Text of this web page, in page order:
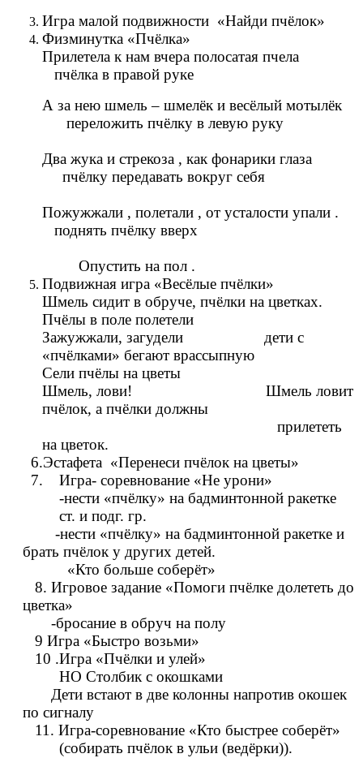
Игра малой подвижности «Найди пчёлок»
Физминутка «Пчёлка»
Прилетела к нам вчера полосатая пчела
пчёлка в правой руке
А за нею шмель – шмелёк и весёлый мотылёк
переложить пчёлку в левую руку
Два жука и стрекоза , как фонарики глаза
пчёлку передавать вокруг себя
Пожужжали , полетали , от усталости упали .
поднять пчёлку вверх
Опустить на пол .
Подвижная игра «Весёлые пчёлки»
Шмель сидит в обруче, пчёлки на цветках.
Пчёлы в поле полетели
Зажужжали, загудели дети с
«пчёлками» бегают врассыпную
Сели пчёлы на цветы
Шмель, лови! Шмель ловит
пчёлок, а пчёлки должны
прилететь
на цветок.
6.Эстафета «Перенеси пчёлок на цветы»
7. Игра- соревнование «Не урони»
-нести «пчёлку» на бадминтонной ракетке
ст. и подг. гр.
-нести «пчёлку» на бадминтонной ракетке и
брать пчёлок у других детей.
«Кто больше соберёт»
8. Игровое задание «Помоги пчёлке долететь до
цветка»
-бросание в обруч на полу
9 Игра «Быстро возьми»
10 .Игра «Пчёлки и улей»
НО Столбик с окошками
Дети встают в две колонны напротив окошек
по сигналу
11. Игра-соревнование «Кто быстрее соберёт»
(собирать пчёлок в ульи (ведёрки)).